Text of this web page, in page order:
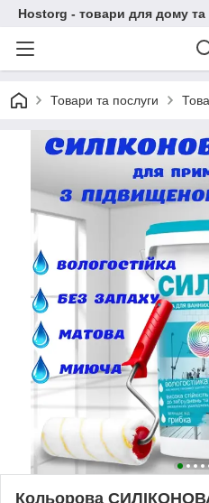
Hostorg - товари для дому та
Товари та послуги
Кольорова